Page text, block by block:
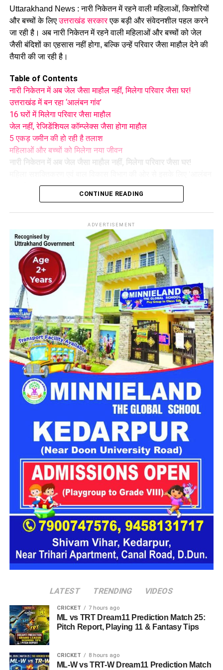
प्रशासन से तत्काल मदद की मांग
प्रभावित परिवारों ने प्रशासन से मौके का जल्द निरीक्षण कराने और तत्काल
सुरक्षा इंतजाम करने की मांग की है। इसके साथ ही परिवारों के लिए
वैकल्पिक आवास की व्यवस्था करने और पहाड़ी से लगातार गिर रहे बोल्डरों
के खतरे का स्थायी समाधान निकालने की अपील की गई है।
स्थानीय लोगों का कहना है कि लगातार बारिश के कारण मसूरी के कई
पहाड़ी क्षेत्र संवेदनशील हो गए हैं। ऐसे में अगर समय रहते सुरक्षा के ठोस
इंतजाम नहीं किए गए तो आने वाले दिनों में किसी बड़े हादसे का खतरा बढ़
सकता है।
Uttarakhand News : नारी निकेतन में रहने वाली महिलाओं, किशोरियों
और बच्चों के लिएउत्तराखंड सरकारएक बड़ी और संवेदनशील पहल करने
जा रही है। अब नारी निकेतन में रहने वाली महिलाओं और बच्चों को जेल
जैसी बंदिशों का एहसास नहीं होगा, बल्कि उन्हें परिवार जैसा माहौल देने की
तैयारी की जा रही है।
Table of Contents
नारी निकेतन में अब जेल जैसा माहौल नहीं, मिलेगा परिवार जैसा घर!
उत्तराखंड में बन रहा ‘आलंबन गांव’
16 घरों में मिलेगा परिवार जैसा माहौल
जेल नहीं, रेजिडेंशियल कॉम्प्लेक्स जैसा होगा माहौल
5 एकड़ जमीन की हो रही है तलाश
महिलाओं और बच्चों को मिलेगा नया जीवन
नारी निकेतन में अब जेल जैसा माहौल नहीं, मिलेगा परिवार जैसा घर!
गांव’ विकसित करने की योजना तैयार की जा रही है। इस योजना का उद्देश्य
नारी निकेतन में रहने वाली महिलाओं और बच्चों को सुरक्षित माहौल के साथ-
उत्तराखंड में बन रहा ‘आलंबन गांव’
महिला सशक्तिकरण एवं बाल विकास विभागके निदेशक आईएएस बंशीलाल
राणा के मुताबिक, नारी निकेतन में आने वाली कई महिलाएं और बच्चे खुद को
एक बंद संस्थान या जेल जैसी जगह पर महसूस करते हैं। यही वजह है कि
कई बार बच्चे वहां से निकलने या भागने की कोशिश तक करने लगते हैं।
इसी समस्या को ध्यान में रखते हुए विभाग अब ऐसा इंफ्रास्ट्रक्चर तैयार
करने की दिशा में काम कर रहा है, जहां रहने वाले लोगों को संस्थागत माहौल
के बजाय परिवार जैसा वातावरण मिल सके।
16 घरों में मिलेगा परिवार जैसा माहौल
प्रस्तावित आलंबन गांव में कॉटेज और छोटे घर विकसित किए जाएंगे। यहां
एक परिवार की तर्ज पर लोगों को रखा जाएगा। योजना के मुताबिक, एक
यूनिट में करीब दो महिलाएं, चार बच्चे और एक किशोरी को शामिल किया
जाएगा। इस तरह उन्हें एक परिवार की तरह साथ रहने का अवसर मिलेगा।
हर यूनिट में अलग किचन जैसी सुविधाएं भी होंगी, ताकि वहां रहने वाली
महिलाओं और बच्चों को रोजमर्रा के जीवन में ज्यादा स्वतंत्रता और जिम्मेदारी
का अनुभव हो सके। प्रस्तावित परिसर में कुल 16 घर विकसित किए
जाएंगे, जिनमें करीब 88 लोगों के रहने की व्यवस्था होगी।
आलंबन गांव की सबसे खास बात यही होगी कि यहां रहने वाली महिलाओं
और बच्चों को यह महसूस न हो कि वे किसी जेल या बंद संस्थान में रह रहे
हैं। इसके बजाय पूरा परिसर एक रेजिडेंशियल कॉम्प्लेक्स की तरह विकसित
विकास से जुड़ी सुविधाएं उपलब्ध होंगी।
CONTINUE READING
ADVERTISEMENT
LATEST TRENDING VIDEOS
CRICKET 7 hours ago
ML vs TRT Dream11 Prediction Match 25:
Pitch Report, Playing 11 & Fantasy Tips
CRICKET 8 hours ago
ML-W vs TRT-W Dream11 Prediction Match